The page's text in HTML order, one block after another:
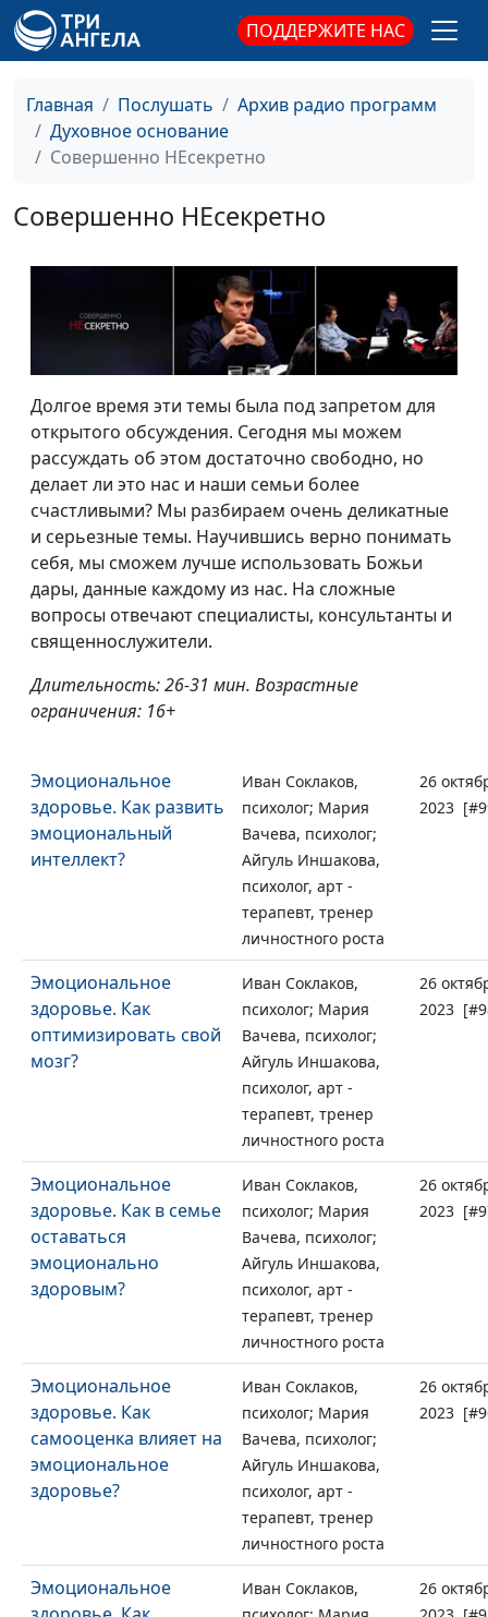
ПОДДЕРЖИТЕ НАС
Главная Послушать
Архив радио программ
Духовное основание
Совершенно НЕсекретно
Совершенно НЕсекретно
Долгое время эти темы была под запретом для
открытого обсуждения. Сегодня мы можем
рассуждать об этом достаточно свободно, но
делает ли это нас и наши семьи более
счастливыми? Мы разбираем очень деликатные
и серьезные темы. Научившись верно понимать
себя, мы сможем лучше использовать Божьи
дары, данные каждому из нас. На сложные
вопросы отвечают специалисты, консультанты и
священнослужители.
Длительность: 26-31 мин. Возрастные
ограничения: 16+
Эмоциональное
здоровье. Как развить
эмоциональный
интеллект?
Иван Соклаков,
психолог; Мария
Вачева, психолог;
Айгуль Иншакова,
психолог, арт -
терапевт, тренер
личностного роста
26
2023
Эмоциональное
здоровье. Как
оптимизировать свой
мозг?
Иван Соклаков,
психолог; Мария
Вачева, психолог;
Айгуль Иншакова,
психолог, арт -
терапевт, тренер
личностного роста
26
2023
Эмоциональное
здоровье. Как в семье
оставаться
эмоционально
здоровым?
Иван Соклаков,
психолог; Мария
Вачева, психолог;
Айгуль Иншакова,
психолог, арт -
терапевт, тренер
личностного роста
26
2023
Эмоциональное
здоровье. Как
самооценка влияет на
эмоциональное
здоровье?
Иван Соклаков,
психолог; Мария
Вачева, психолог;
Айгуль Иншакова,
психолог, арт -
терапевт, тренер
личностного роста
26
2023
Эмоциональное
Иван Соклаков,
26